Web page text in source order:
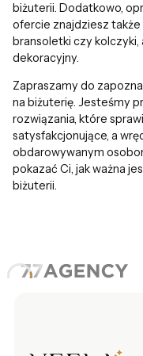
biżuterii. Dodatkowo,
ofercie znajdziesz
bransoletki czy
dekoracyjny.
Zapraszamy do
na biżuterię. Jesteśmy
rozwiązania, które
satysfakcjonujące, a
obdarowywanym
pokazać Ci, jak ważna
biżuterii.